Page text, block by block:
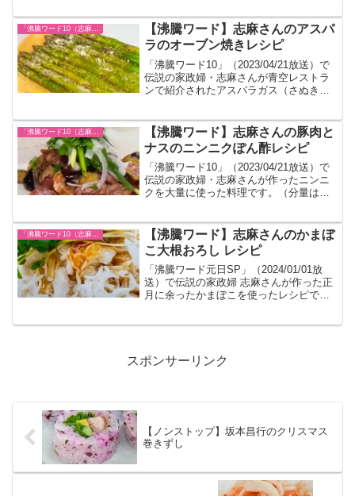
「沸騰ワード10（志麻さん）」レシピまとめ
【沸騰ワード】志麻さんのアスパ
ラのオーブン焼きレシピ
「沸騰ワード10」（2023/04/21放送）で
伝説の家政婦・志麻さんが青空レストラ
ンで紹介されたアスパラガス（さぬきの
目安です味見をしながら作ってくださ
い）
【沸騰ワード】志麻さんの豚肉と
ナスのニンニクぽん酢レシピ
「沸騰ワード10」（2023/04/21放送）で
伝説の家政婦・志麻さんが作ったニンニ
クを大量に使った料理です。（分量は紹
「沸騰ワード10（志麻さん）」レシピまとめ
【沸騰ワード】志麻さんのかまぼ
こ大根おろし レシピ
「沸騰ワード元日SP」（2024/01/01放
送）で伝説の家政婦 志麻さんが作った正
月に余ったかまぼこを使ったレシピで
スポンサーリンク
【ノンストップ】坂本昌行のクリスマス
巻きずし